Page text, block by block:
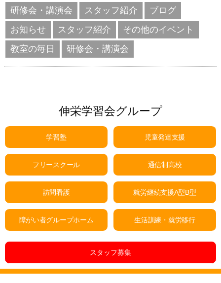
研修会・講演会
スタッフ紹介
ブログ
お知らせ
スタッフ紹介
その他のイベント
教室の毎日
研修会・講演会
伸栄学習会グループ
学習塾 児童発達支援
フリースクール 通信制高校
訪問看護 就労継続支援A型B型
障がい者グループホーム 生活訓練・就労移行
スタッフ募集